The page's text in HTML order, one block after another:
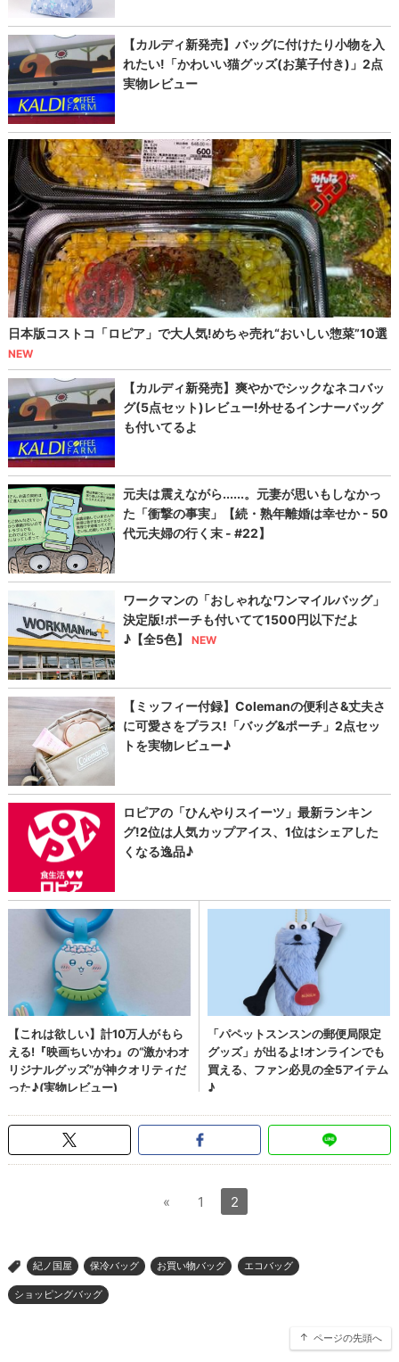
« 1 2
> 紀ノ国屋 保冷バッグ お買い物バッグ エコバッグ
ショッピングバッグ
ページの先頭へ